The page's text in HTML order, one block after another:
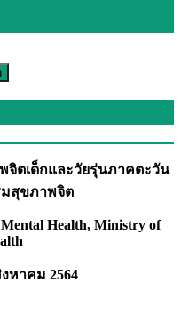
จิตเด็กและวัยรุ่นภาคตะวัน
มสุขภาพจิต
Health, Ministry of
หาคม 2564